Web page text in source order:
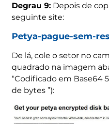
Degrau 9:Depois de
seguinte site:
Petya-pague-sem-
De lá, cole o setor no
quadrado na imagem
“Codificado em Base64
de bytes ”):